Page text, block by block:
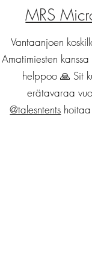
MRS
Vantaanjoen
Amatimiesten
helppoo 🙏 Sit
erätavaraa
@talesntents